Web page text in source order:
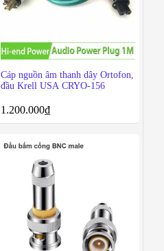
Cáp nguồn âm thanh dây Ortofon,
đầu Krell USA CRYO-156
1.200.000₫